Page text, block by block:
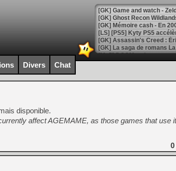
[Mo5] DOOM arrive en
[GK] Bethesda fête les 30
[GK] Roblox : l'action en
[GK] Agenda - GeForce
[LS] [PS5] ps5-y2jb-
[GK] Pourquoi Marvel
[GK] Test : Restory : Chill
[GK] GTA 6 : Rockstar
[GK] Hot Wheels Infinite
[GK] Mémoire cash -
[GK] Résultats Nintendo :
Divers Chat
disponible.
affect AGEMAME, as those games that use
0